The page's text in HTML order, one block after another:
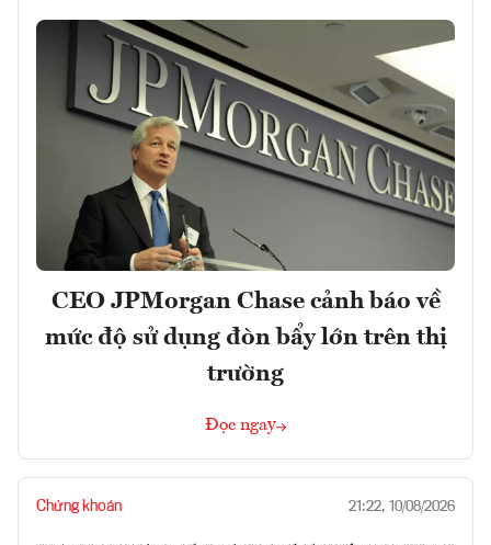
CEO JPMorgan Chase cảnh báo về
mức độ sử dụng đòn bẩy lớn trên thị
trường
Đọc ngay
Chứng khoán 21:22, 10/08/2026